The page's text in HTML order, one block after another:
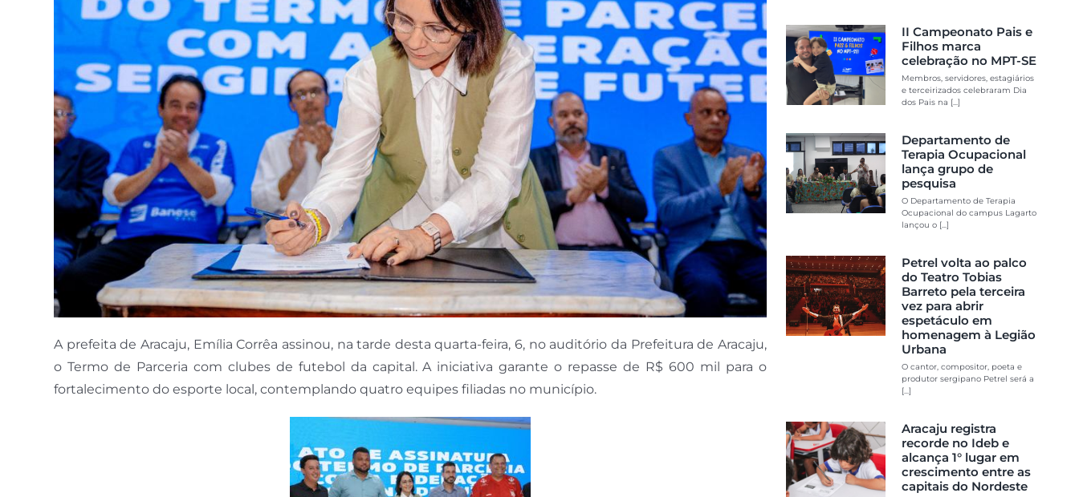
A prefeita de Aracaju, Emília Corrêa assinou, na tarde desta quarta-feira, 6, no auditório da Prefeitura de Aracaju,
o Termo de Parceria com clubes de futebol da capital. A iniciativa garante o repasse de R$ 600 mil para o
fortalecimento do esporte local, contemplando quatro equipes filiadas no município.
II Campeonato Pais e
Filhos marca
celebração no MPT-SE
Membros, servidores, estagiários
e terceirizados celebraram Dia
dos Pais na [...]
Departamento de
Terapia Ocupacional
lança grupo de
pesquisa
O Departamento de Terapia
Ocupacional do campus Lagarto
lançou o [...]
Petrel volta ao palco
do Teatro Tobias
Barreto pela terceira
vez para abrir
espetáculo em
homenagem à Legião
Urbana
O cantor, compositor, poeta e
produtor sergipano Petrel será a
[...]
Aracaju registra
recorde no Ideb e
alcança 1° lugar em
crescimento entre as
capitais do Nordeste